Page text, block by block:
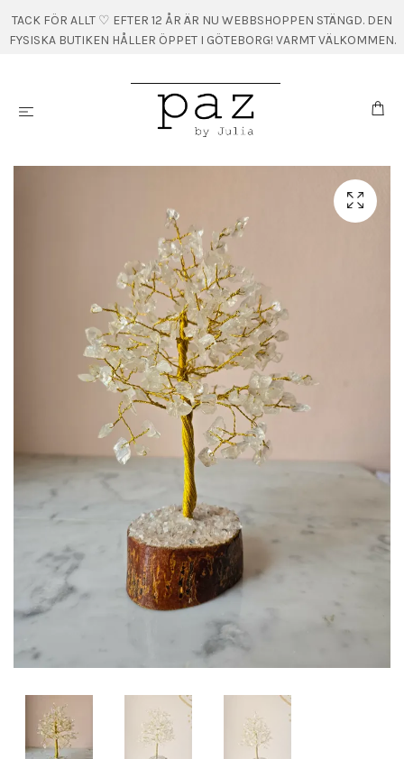
TACK FÖR ALLT ♡ EFTER 12 ÅR ÄR NU WEBBSHOPPEN STÄNGD. DEN
FYSISKA BUTIKEN HÅLLER ÖPPET I GÖTEBORG! VARMT VÄLKOMMEN.